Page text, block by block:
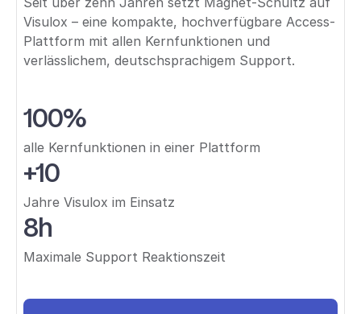
Visulox – eine kompakte, hochverfügbare Access-
Plattform mit allen Kernfunktionen und
verlässlichem, deutschsprachigem Support.
100%
alle Kernfunktionen in einer Plattform
+10
Jahre Visulox im Einsatz
8h
Maximale Support Reaktionszeit